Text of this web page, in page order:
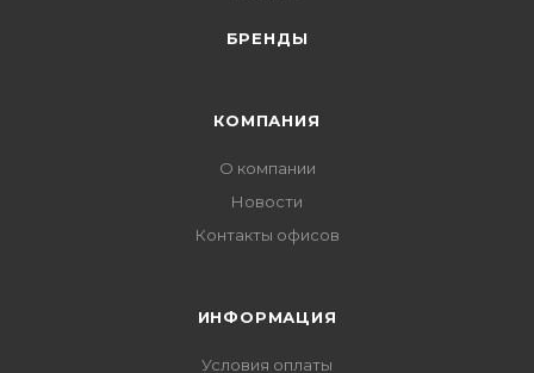
БРЕНДЫ
КОМПАНИЯ
О компании
Новости
Контакты офисов
ИНФОРМАЦИЯ
Условия оплаты